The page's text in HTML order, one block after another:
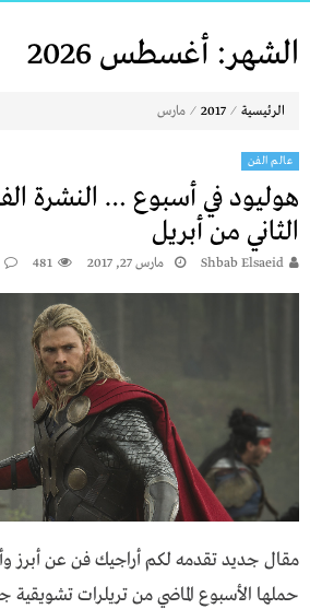
الشهر: أغسطس 2026
الرئيسية ⁄
2017
⁄ مارس
عالم الفن
هوليود في أسبوع … النشرة
الثاني من أبريل
Shbab Elsaeid مارس 27, 2017 481
مقال جديد تقدمه لكم أراجيك فن عن أبرز
حملها الأسبوع الماضي من تريلرات